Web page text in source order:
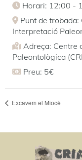
Horari: 12:00 -
Punt de
Interpretació
Adreça: Centre
Paleontològica
Preu: 5€
Excavem el Miocè